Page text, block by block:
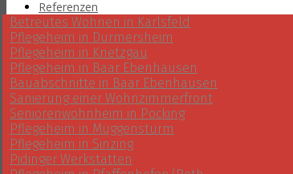
Referenzen
Betreutes Wohnen in Karlsfeld
Pflegeheim in Durmersheim
Pflegeheim in Knetzgau
Pflegeheim in Baar Ebenhausen
Bauabschnitte in Baar Ebenhausen
Sanierung einer Wohnzimmerfront
Seniorenwohnheim in Pocking
Pflegeheim in Muggensturm
Pflegeheim in Sinzing
Pidinger Werkstätten